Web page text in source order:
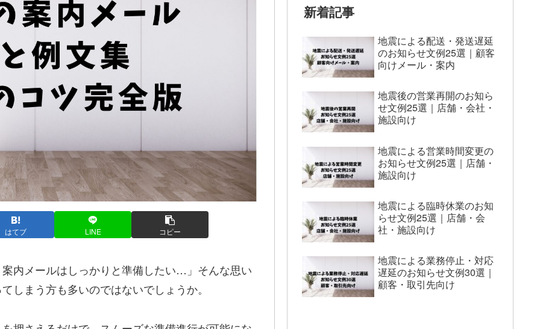
はてブ LINE コピー
内メールはしっかりと準備したい…」そんな思い
しまう方も多いのではないでしょうか。
新着記事
地震による配送・発送遅延
のお知らせ文例25選｜顧客
向けメール・案内
地震後の営業再開のお知ら
せ文例25選｜店舗・会社・
施設向け
地震による営業時間変更の
お知らせ文例25選｜店舗・
施設向け
地震による臨時休業のお知
らせ文例25選｜店舗・会
社・施設向け
地震による業務停止・対応
遅延のお知らせ文例30選｜
顧客・取引先向け